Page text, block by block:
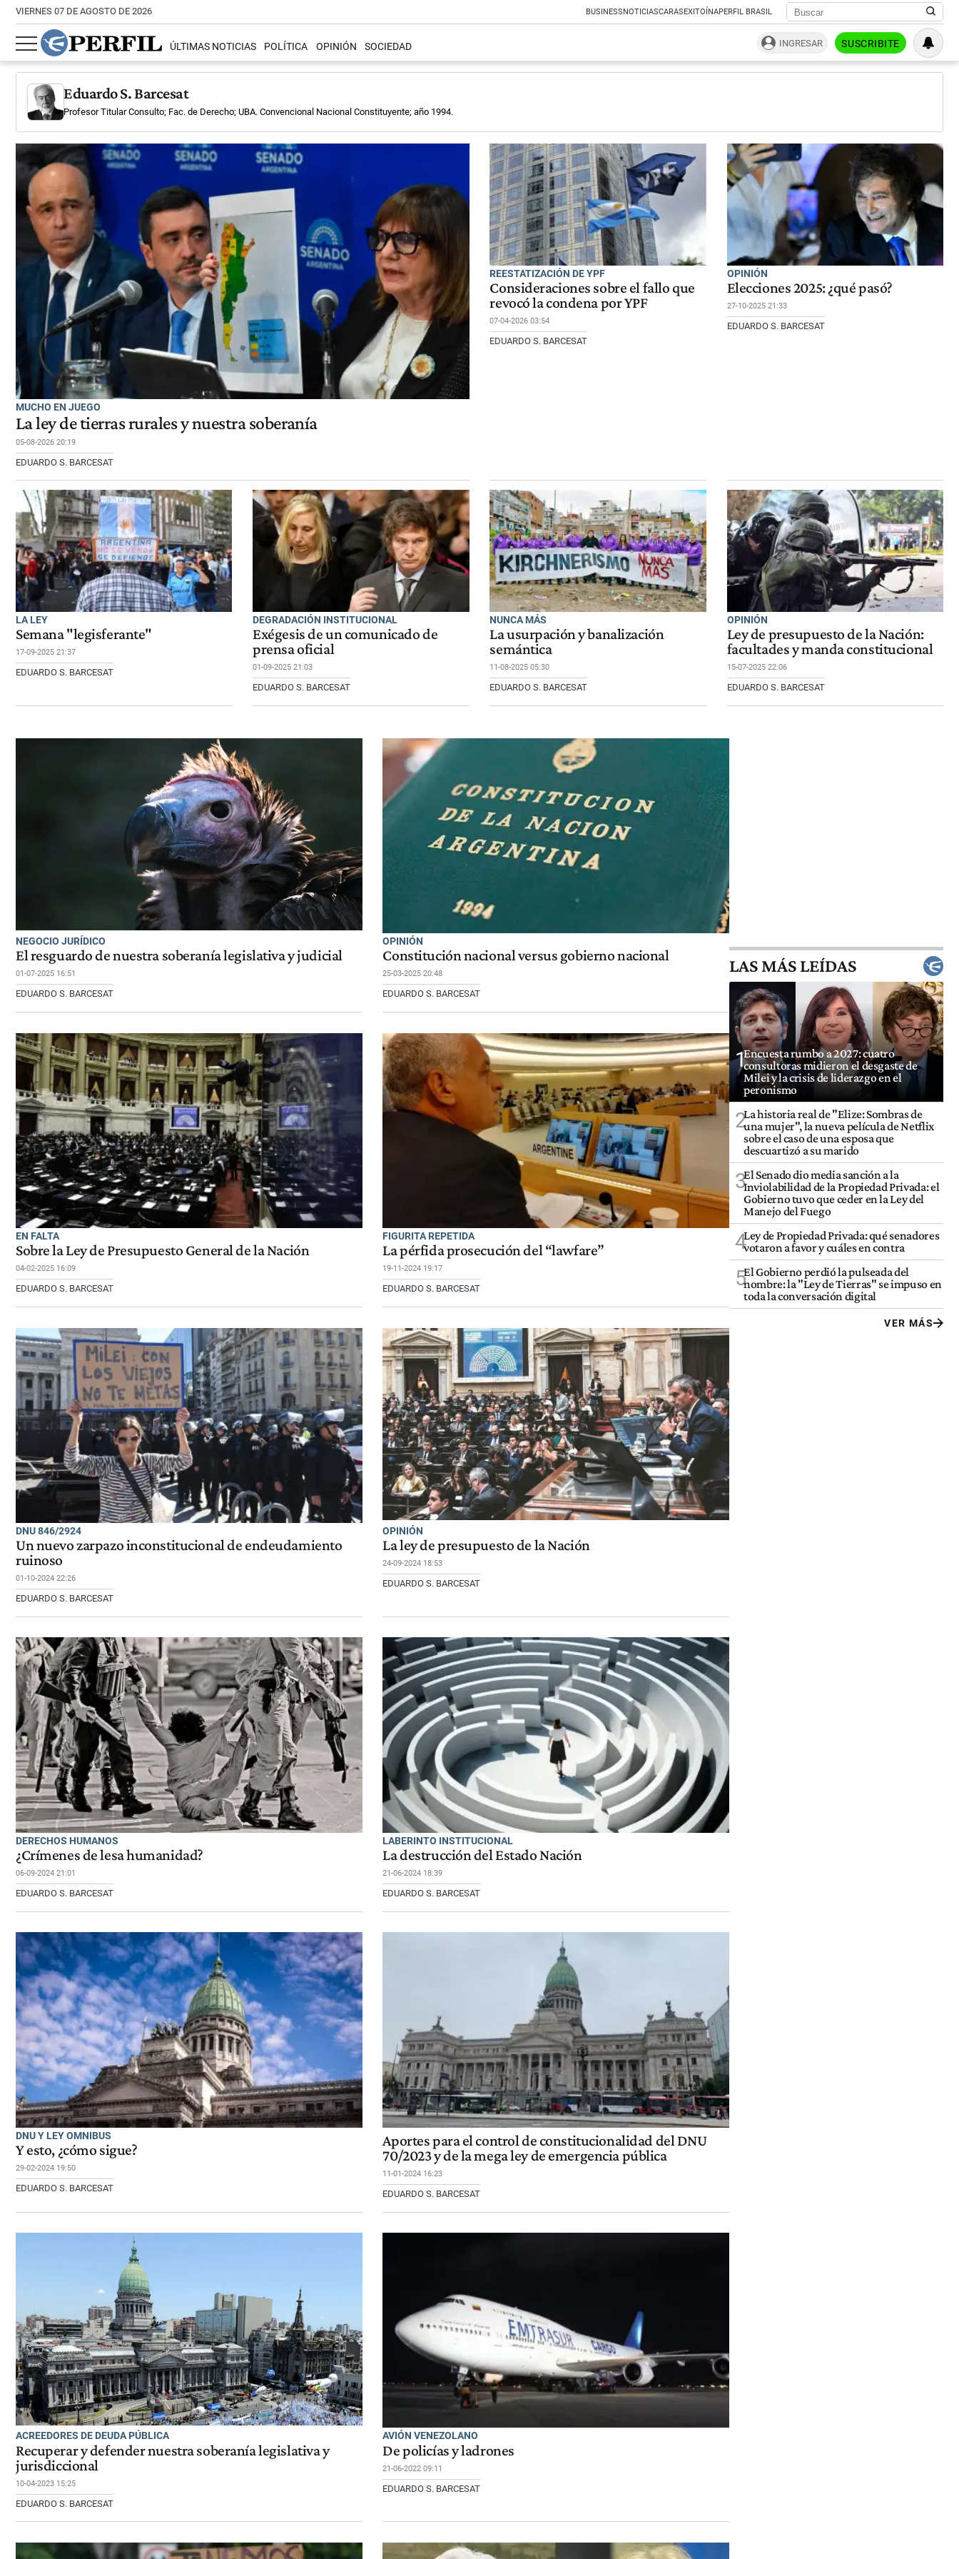
VIERNES 07 DE AGOSTO DE 2026 BUSINESSNOTICIASCARASEXITOÍNAPERFIL BRASIL
ÚLTIMAS NOTICIAS POLÍTICA OPINIÓN SOCIEDAD INGRESAR SUSCRIBITE
Eduardo S. Barcesat
Profesor Titular Consulto; Fac. de Derecho; UBA. Convencional Nacional Constituyente; año 1994.
MUCHO EN JUEGO
La ley de tierras rurales y nuestra soberanía
05-08-2026 20:19
EDUARDO S. BARCESAT
REESTATIZACIÓN DE YPF
Consideraciones sobre el fallo que
revocó la condena por YPF
07-04-2026 03:54
EDUARDO S. BARCESAT
OPINIÓN
Elecciones 2025: ¿qué pasó?
27-10-2025 21:33
EDUARDO S. BARCESAT
LA LEY
Semana "legisferante"
17-09-2025 21:37
EDUARDO S. BARCESAT
DEGRADACIÓN INSTITUCIONAL
Exégesis de un comunicado de
prensa oficial
01-09-2025 21:03
EDUARDO S. BARCESAT
NUNCA MÁS
La usurpación y banalización
semántica
11-08-2025 05:30
EDUARDO S. BARCESAT
OPINIÓN
Ley de presupuesto de la Nación:
facultades y manda constitucional
15-07-2025 22:06
EDUARDO S. BARCESAT
NEGOCIO JURÍDICO
El resguardo de nuestra soberanía legislativa y judicial
01-07-2025 16:51
EDUARDO S. BARCESAT
OPINIÓN
Constitución nacional versus gobierno nacional
25-03-2025 20:48
EDUARDO S. BARCESAT
EN FALTA
Sobre la Ley de Presupuesto General de la Nación
04-02-2025 16:09
EDUARDO S. BARCESAT
FIGURITA REPETIDA
La pérfida prosecución del “lawfare”
19-11-2024 19:17
EDUARDO S. BARCESAT
DNU 846/2924
Un nuevo zarpazo inconstitucional de endeudamiento
ruinoso
01-10-2024 22:26
EDUARDO S. BARCESAT
OPINIÓN
La ley de presupuesto de la Nación
24-09-2024 18:53
EDUARDO S. BARCESAT
DERECHOS HUMANOS
¿Crímenes de lesa humanidad?
06-09-2024 21:01
EDUARDO S. BARCESAT
LABERINTO INSTITUCIONAL
La destrucción del Estado Nación
21-06-2024 18:39
EDUARDO S. BARCESAT
DNU Y LEY OMNIBUS
Y esto, ¿cómo sigue?
29-02-2024 19:50
EDUARDO S. BARCESAT
Aportes para el control de constitucionalidad del DNU
70/2023 y de la mega ley de emergencia pública
11-01-2024 16:23
EDUARDO S. BARCESAT
ACREEDORES DE DEUDA PÚBLICA
Recuperar y defender nuestra soberanía legislativa y
jurisdiccional
10-04-2023 15:25
EDUARDO S. BARCESAT
AVIÓN VENEZOLANO
De policías y ladrones
21-06-2022 09:11
EDUARDO S. BARCESAT
LAS MÁS LEÍDAS
1Encuesta rumbo a 2027: cuatro
consultoras midieron el desgaste de
Milei y la crisis de liderazgo en el
peronismo
2La historia real de "Elize: Sombras de
una mujer", la nueva película de Netflix
sobre el caso de una esposa que
descuartizó a su marido
3El Senado dio media sanción a la
Inviolabilidad de la Propiedad Privada: el
Gobierno tuvo que ceder en la Ley del
Manejo del Fuego
4Ley de Propiedad Privada: qué senadores
votaron a favor y cuáles en contra
5El Gobierno perdió la pulseada del
nombre: la "Ley de Tierras" se impuso en
toda la conversación digital
VER MÁS